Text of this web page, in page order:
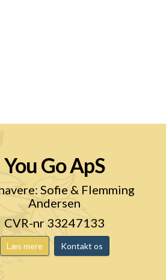
You Go ApS
Sofie & Flemming
Andersen
CVR-nr 33247133
Læs mere Kontakt os